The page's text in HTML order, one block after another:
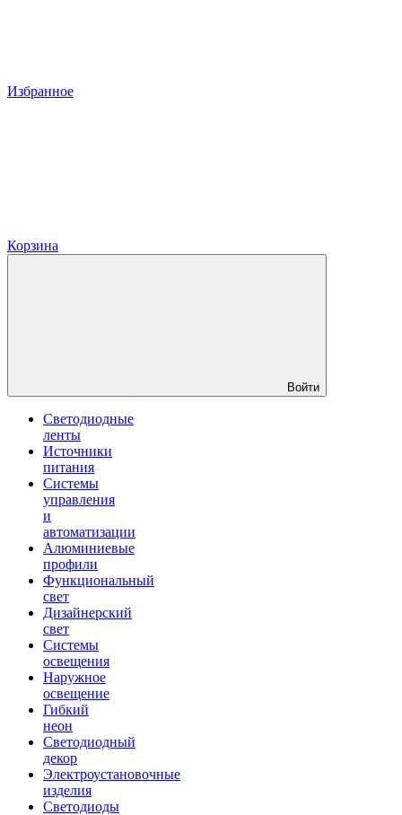
Избранное
Корзина
Войти
Светодиодные
ленты
Источники
питания
Системы
управления
и
автоматизации
Алюминиевые
профили
Функциональный
свет
Дизайнерский
свет
Системы
освещения
Наружное
освещение
Гибкий
неон
Светодиодный
декор
Электроустановочные
изделия
Светодиоды